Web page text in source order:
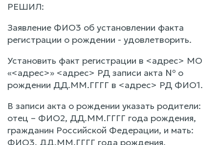
РЕШИЛ:
Заявление ФИО3 об установлении факта
регистрации о рождении - удовлетворить.
Установить факт регистрации в <адрес> МО
«<адрес>» <адрес> РД записи акта № о
рождении ДД.ММ.ГГГГ в <адрес> РД ФИО1.
В записи акта о рождении указать родители:
отец – ФИО2, ДД.ММ.ГГГГ года рождения,
гражданин Российской Федерации, и мать:
ФИО3, ДД.ММ.ГГГГ года рождения,